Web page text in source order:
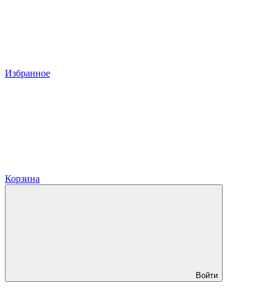
Избранное
Корзина
Войти